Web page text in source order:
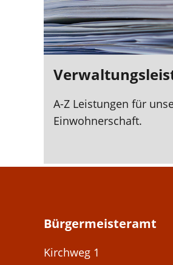
A-Z Leistungen für
Einwohnerschaft.
Bürgermeisteramt
Adresse:
Kirchweg 1